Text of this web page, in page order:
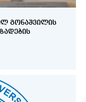
ᲒᲝᲜᲐᲨᲕᲘᲚᲘᲡ